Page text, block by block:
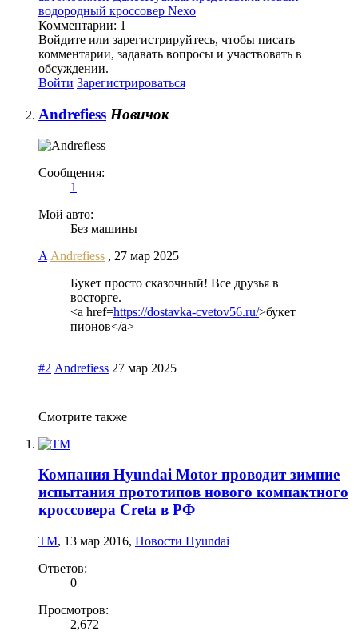
водородный кроссовер Nexo
Комментарии: 1
Войдите или зарегистрируйтесь, чтобы писать
комментарии, задавать вопросы и участвовать в
обсуждении.
Войти Зарегистрироваться
Andrefiess Новичок
Сообщения:
1
Мой авто:
Без машины
A Andrefiess , 27 мар 2025
Букет просто сказочный! Все друзья в
восторге.
<a href=https://dostavka-cvetov56.ru/>букет
пионов</a>
#2 Andrefiess 27 мар 2025
Смотрите также
Компания Hyundai Motor проводит зимние
испытания прототипов нового компактного
кроссовера Creta в РФ
TM, 13 мар 2016, Новости Hyundai
Ответов:
0
Просмотров:
2,672